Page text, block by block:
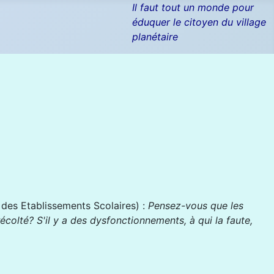
Il faut tout un monde pour
éduquer le citoyen du village
planétaire
Etablissements Scolaires) : Pensez-vous que les
S'il y a des dysfonctionnements, à qui la faute,